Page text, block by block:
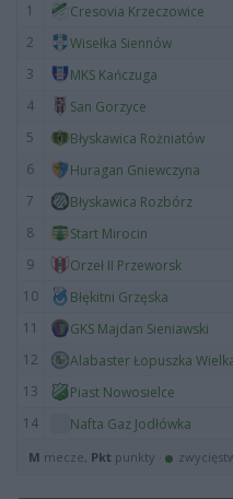
1 Cresovia Krzeczowice
2
Wisełka Siennów
3
MKS Kańczuga
4
San Gorzyce
5
Błyskawica Rożniatów
6
Huragan Gniewczyna
7
Błyskawica Rozbórz
8
Start Mirocin
9
Orzeł II Przeworsk
10
Błękitni Grzęska
11
GKS Majdan Sieniawski
12
Alabaster Łopuszka
13
Piast Nowosielce
14
Nafta Gaz Jodłówka
M mecze, Pkt punkty ·